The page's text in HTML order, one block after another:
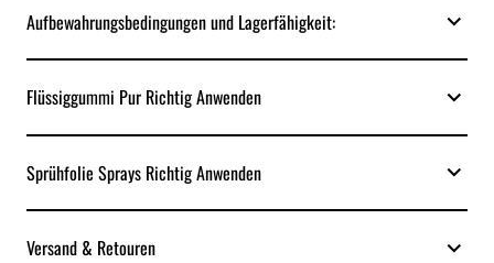
Aufbewahrungsbedingungen und Lagerfähigkeit:
Flüssiggummi Pur Richtig Anwenden
Sprühfolie Sprays Richtig Anwenden
Versand & Retouren